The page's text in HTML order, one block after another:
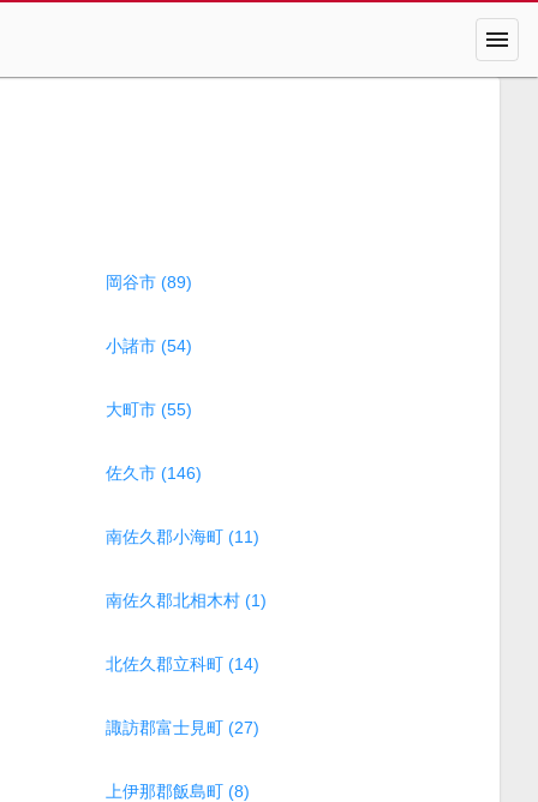
menu
岡谷市 (89)
小諸市 (54)
大町市 (55)
佐久市 (146)
南佐久郡小海町 (11)
南佐久郡北相木村 (1)
北佐久郡立科町 (14)
諏訪郡富士見町 (27)
上伊那郡飯島町 (8)